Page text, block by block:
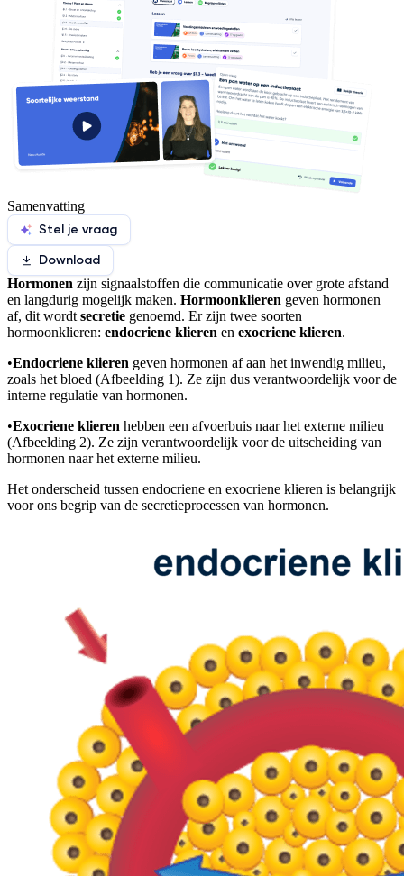
Samenvatting
Stel je vraag
Download
Hormonen zijn signaalstoffen die communicatie over grote afstand
en langdurig mogelijk maken. Hormoonklieren geven hormonen
af, dit wordt secretie genoemd. Er zijn twee soorten
hormoonklieren: endocriene klieren en exocriene klieren.
•Endocriene klieren geven hormonen af aan het inwendig milieu,
zoals het bloed (Afbeelding 1). Ze zijn dus verantwoordelijk voor de
interne regulatie van hormonen.
•Exocriene klieren hebben een afvoerbuis naar het externe milieu
(Afbeelding 2). Ze zijn verantwoordelijk voor de uitscheiding van
hormonen naar het externe milieu.
Het onderscheid tussen endocriene en exocriene klieren is belangrijk
voor ons begrip van de secretieprocessen van hormonen.